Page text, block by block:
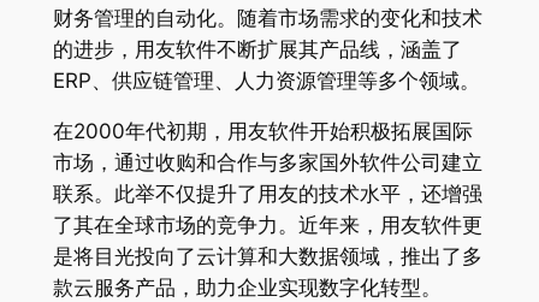
财务管理的自动化。随着市场需求的变化和技术
的进步，用友软件不断扩展其产品线，涵盖了
ERP、供应链管理、人力资源管理等多个领域。
在2000年代初期，用友软件开始积极拓展国际
市场，通过收购和合作与多家国外软件公司建立
联系。此举不仅提升了用友的技术水平，还增强
了其在全球市场的竞争力。近年来，用友软件更
是将目光投向了云计算和大数据领域，推出了多
款云服务产品，助力企业实现数字化转型。